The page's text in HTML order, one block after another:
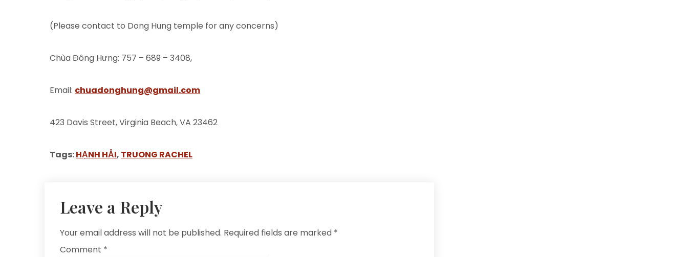
(Please contact to Dong Hung temple for any concerns)
Chùa Đông Hưng: 757 – 689 – 3408,
Email: chuadonghung@gmail.com
423 Davis Street, Virginia Beach, VA 23462
Tags:HẠNH HẢI, TRUONG RACHEL
Leave a Reply
Your email address will not be published. Required fields are marked *
Comment *